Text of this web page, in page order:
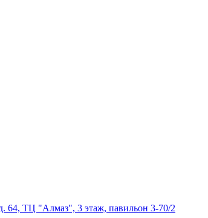
64, ТЦ "Алмаз", 3 этаж, павильон 3-70/2